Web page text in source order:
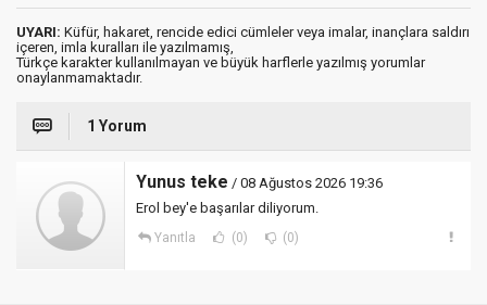
UYARI: Küfür, hakaret, rencide edici cümleler veya imalar, inançlara saldırı
içeren, imla kuralları ile yazılmamış,
Türkçe karakter kullanılmayan ve büyük harflerle yazılmış yorumlar
onaylanmamaktadır.
1 Yorum
Yunus teke / 08 Ağustos 2026 19:36
Erol bey'e başarılar diliyorum.
Yanıtla (0) (0)